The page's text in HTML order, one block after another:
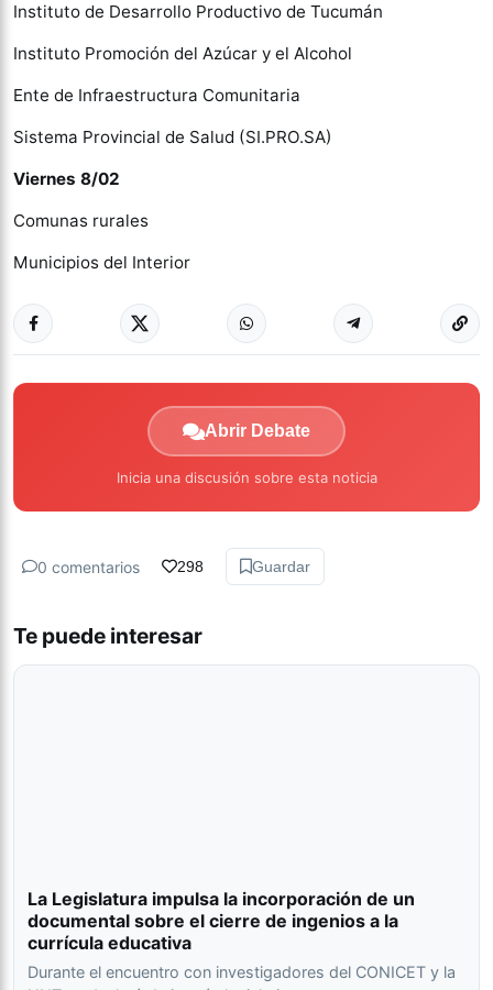
Instituto de Desarrollo Productivo de Tucumán
Instituto Promoción del Azúcar y el Alcohol
Ente de Infraestructura Comunitaria
Sistema Provincial de Salud (SI.PRO.SA)
Viernes 8/02
Comunas rurales
Municipios del Interior
Abrir Debate
Inicia una discusión sobre esta noticia
0 comentarios 298 Guardar
Te puede interesar
La Legislatura impulsa la incorporación de un
documental sobre el cierre de ingenios a la
currícula educativa
Durante el encuentro con investigadores del CONICET y la